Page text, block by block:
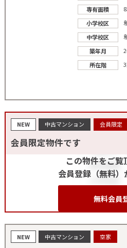
専有面積
小学校区
中学校区
築年月
所在階
NEW 中古マンション 会員限定
会員限定物件です
この物件をご覧
会員登録（無料）
無料会員
NEW 中古マンション 空家